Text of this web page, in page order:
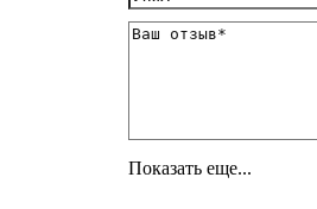
Показать еще...